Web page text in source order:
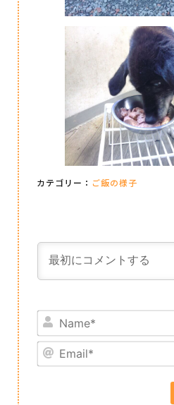
カテゴリー： ご飯の様子